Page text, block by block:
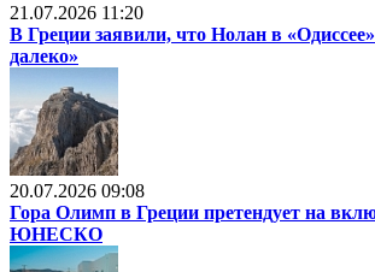
21.07.2026 11:20
В Греции заявили, что Нолан в
далеко»
20.07.2026 09:08
Гора Олимп в Греции претендует на
ЮНЕСКО